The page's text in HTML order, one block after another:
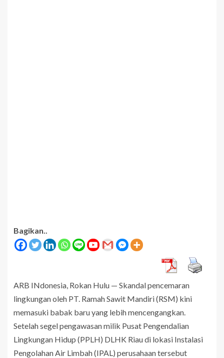
Bagikan..
ARB INdonesia, Rokan Hulu — Skandal pencemaran
lingkungan oleh PT. Ramah Sawit Mandiri (RSM) kini
memasuki babak baru yang lebih mencengangkan.
Setelah segel pengawasan milik Pusat Pengendalian
Lingkungan Hidup (PPLH) DLHK Riau di lokasi Instalasi
Pengolahan Air Limbah (IPAL) perusahaan tersebut